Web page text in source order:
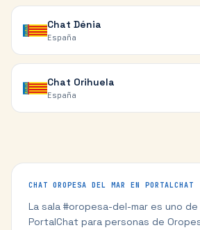
Chat Dénia
España
Chat Orihuela
España
CHAT OROPESA DEL MAR EN PORTALCHAT
La sala #oropesa-del-mar es uno
PortalChat para personas de